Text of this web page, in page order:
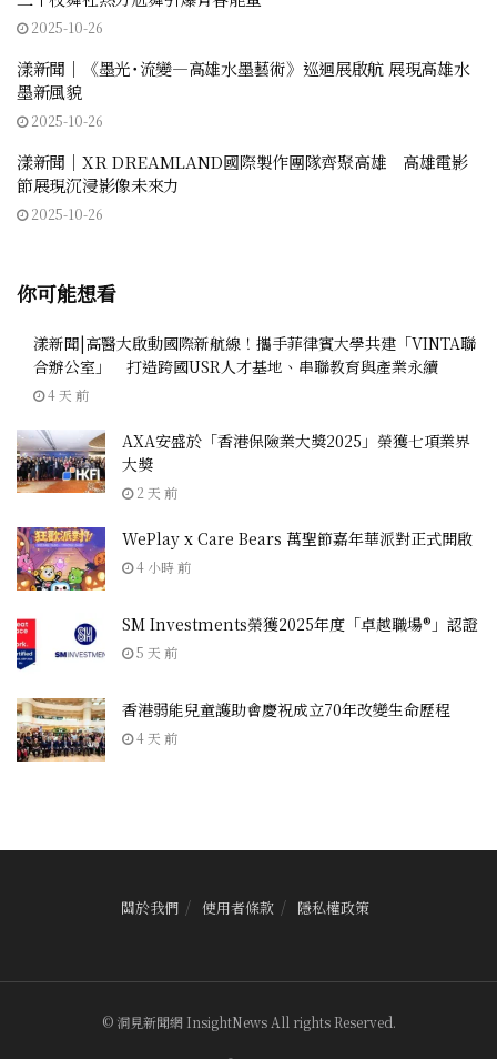
2025-10-26
漾新聞｜《墨光˙流變—高雄水墨藝術》巡迴展啟航 展現高雄水
墨新風貌
2025-10-26
漾新聞｜XR DREAMLAND國際製作團隊齊聚高雄 高雄電影
節展現沉浸影像未來力
2025-10-26
你可能想看
漾新聞|高醫大啟動國際新航線！攜手菲律賓大學共建「VINTA聯
合辦公室」 打造跨國USR人才基地、串聯教育與產業永續
4 天 前
AXA安盛於「香港保險業大獎2025」榮獲七項業界
大獎
2 天 前
WePlay x Care Bears 萬聖節嘉年華派對正式開啟
4 小時 前
SM Investments榮獲2025年度「卓越職場®」認證
5 天 前
香港弱能兒童護助會慶祝成立70年改變生命歷程
4 天 前
關於我們 使用者條款 隱私權政策
© 洞見新聞網 InsightNews All rights Reserved.